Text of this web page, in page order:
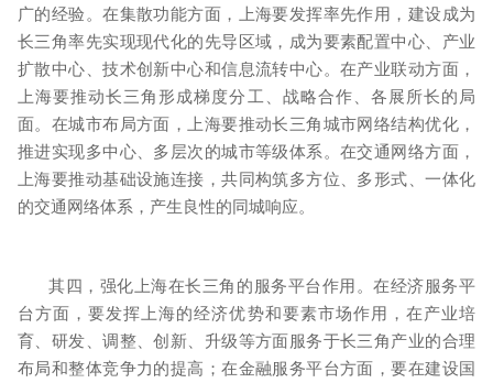
广的经验。在集散功能方面，上海要发挥率先作用，建设成为
长三角率先实现现代化的先导区域，成为要素配置中心、产业
扩散中心、技术创新中心和信息流转中心。在产业联动方面，
上海要推动长三角形成梯度分工、战略合作、各展所长的局
面。在城市布局方面，上海要推动长三角城市网络结构优化，
推进实现多中心、多层次的城市等级体系。在交通网络方面，
上海要推动基础设施连接，共同构筑多方位、多形式、一体化
的交通网络体系，产生良性的同城响应。
其四，强化上海在长三角的服务平台作用。在经济服务平
台方面，要发挥上海的经济优势和要素市场作用，在产业培
育、研发、调整、创新、升级等方面服务于长三角产业的合理
布局和整体竞争力的提高；在金融服务平台方面，要在建设国